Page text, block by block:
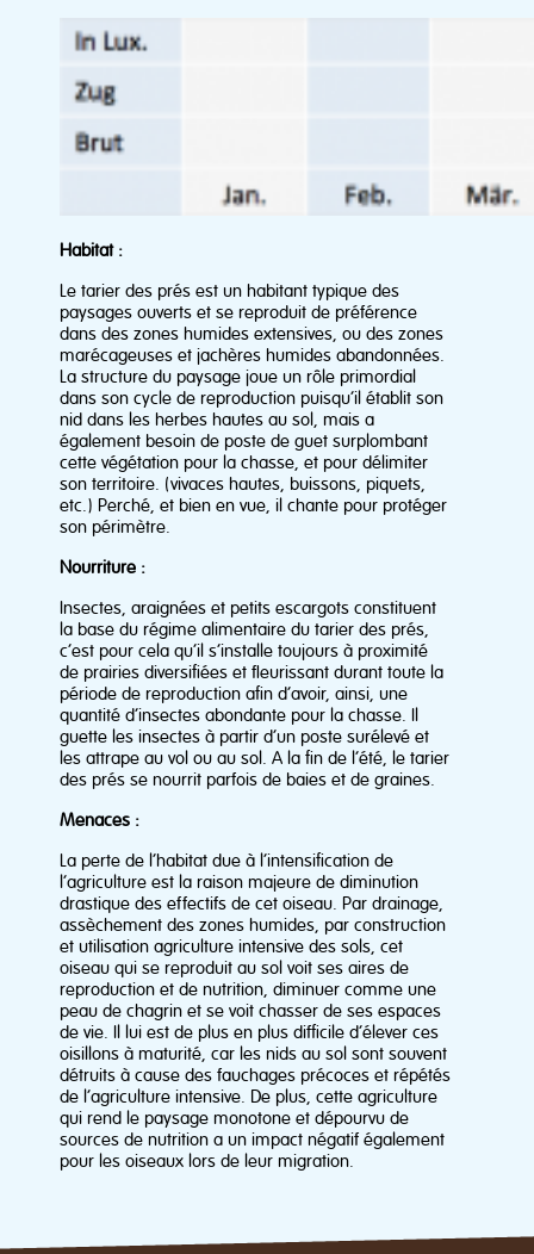
Habitat :
Le tarier des prés est un habitant typique des
paysages ouverts et se reproduit de préférence
dans des zones humides extensives, ou des zones
marécageuses et jachères humides abandonnées.
La structure du paysage joue un rôle primordial
dans son cycle de reproduction puisqu’il établit son
nid dans les herbes hautes au sol, mais a
également besoin de poste de guet surplombant
cette végétation pour la chasse, et pour délimiter
son territoire. (vivaces hautes, buissons, piquets,
etc.) Perché, et bien en vue, il chante pour protéger
son périmètre.
Nourriture :
Insectes, araignées et petits escargots constituent
la base du régime alimentaire du tarier des prés,
c’est pour cela qu’il s’installe toujours à proximité
de prairies diversifiées et fleurissant durant toute la
période de reproduction afin d’avoir, ainsi, une
quantité d’insectes abondante pour la chasse. Il
guette les insectes à partir d’un poste surélevé et
les attrape au vol ou au sol. A la fin de l’été, le tarier
des prés se nourrit parfois de baies et de graines.
Menaces :
La perte de l’habitat due à l’intensification de
l’agriculture est la raison majeure de diminution
drastique des effectifs de cet oiseau. Par drainage,
assèchement des zones humides, par construction
et utilisation agriculture intensive des sols, cet
oiseau qui se reproduit au sol voit ses aires de
reproduction et de nutrition, diminuer comme une
peau de chagrin et se voit chasser de ses espaces
de vie. Il lui est de plus en plus difficile d’élever ces
oisillons à maturité, car les nids au sol sont souvent
détruits à cause des fauchages précoces et répétés
de l’agriculture intensive. De plus, cette agriculture
qui rend le paysage monotone et dépourvu de
sources de nutrition a un impact négatif également
pour les oiseaux lors de leur migration.